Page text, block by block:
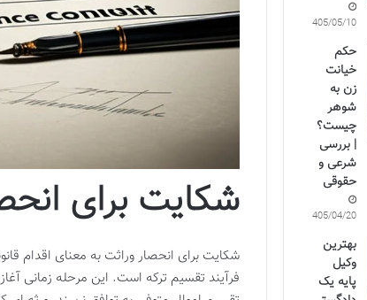
شکایت برای
شکایت برای انحصار وراثت به معنای اقدام
فرآیند تقسیم ترکه است. این مرحله زمانی
1405/05/10
حکم
خیانت
زن به
شوهر
چیست؟
| بررسی
شرعی و
حقوقی
1405/04/20
بهترین
وکیل
پایه یک